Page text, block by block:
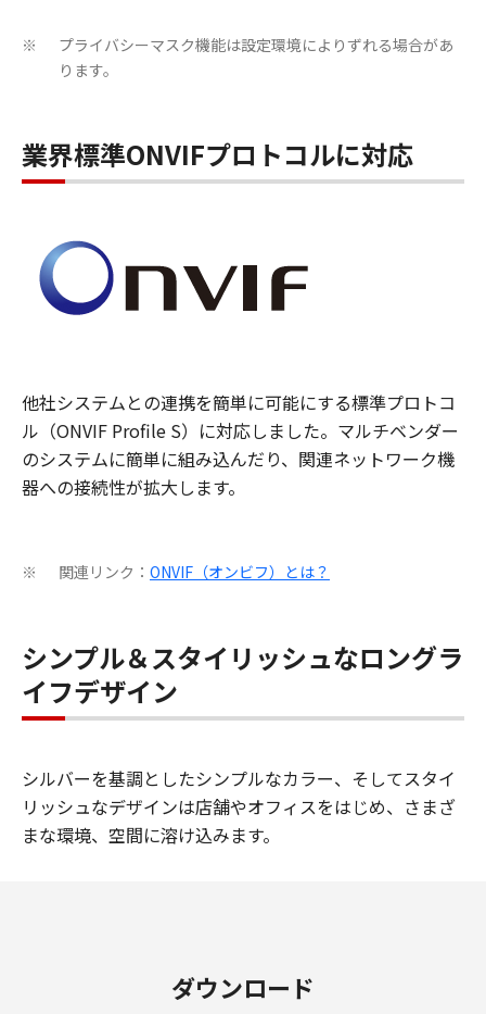
※
プライバシーマスク機能は設定環境によりずれる場合があ
ります。
業界標準ONVIFプロトコルに対応
他社システムとの連携を簡単に可能にする標準プロトコ
ル（ONVIF Profile S）に対応しました。マルチベンダー
のシステムに簡単に組み込んだり、関連ネットワーク機
器への接続性が拡大します。
※ 関連リンク： ONVIF（オンビフ）とは？
シンプル＆スタイリッシュなロングラ
イフデザイン
シルバーを基調としたシンプルなカラー、そしてスタイ
リッシュなデザインは店舗やオフィスをはじめ、さまざ
まな環境、空間に溶け込みます。
ダウンロード